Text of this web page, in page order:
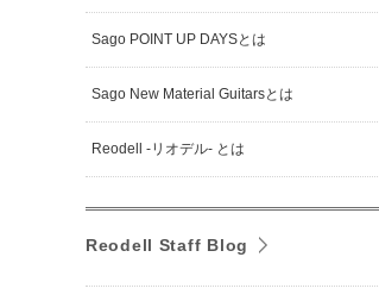
Sago POINT UP DAYSとは
Sago New Material Guitarsとは
Reodell -リオデル- とは
Reodell Staff Blog